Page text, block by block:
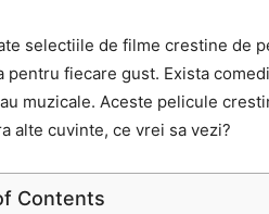
selectiile de filme crestine de
pentru fiecare gust. Exista
muzicale. Aceste pelicule
alte cuvinte, ce vrei sa vezi?
Contents